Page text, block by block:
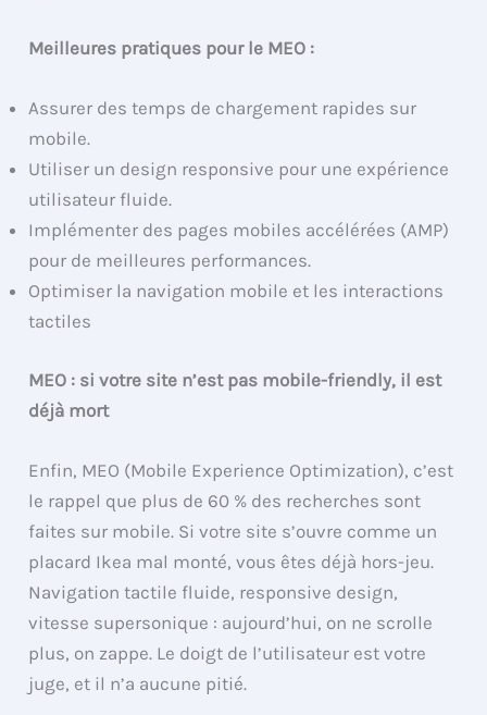
Meilleures pratiques pour le MEO :
Assurer des temps de chargement rapides sur
mobile.
Utiliser un design responsive pour une expérience
utilisateur fluide.
Implémenter des pages mobiles accélérées (AMP)
pour de meilleures performances.
Optimiser la navigation mobile et les interactions
tactiles
MEO : si votre site n’est pas mobile-friendly, il est
déjà mort
Enfin, MEO (Mobile Experience Optimization), c’est
le rappel que plus de 60 % des recherches sont
faites sur mobile. Si votre site s’ouvre comme un
placard Ikea mal monté, vous êtes déjà hors-jeu.
Navigation tactile fluide, responsive design,
vitesse supersonique : aujourd’hui, on ne scrolle
plus, on zappe. Le doigt de l’utilisateur est votre
juge, et il n’a aucune pitié.